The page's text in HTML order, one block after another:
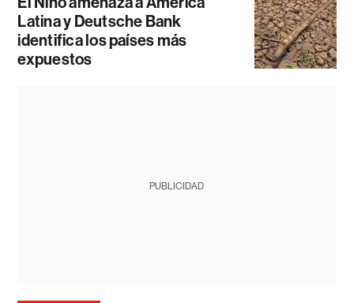
Latina y Deutsche Bank
identifica los países más
expuestos
PUBLICIDAD